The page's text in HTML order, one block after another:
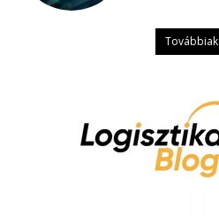
Továbbiak